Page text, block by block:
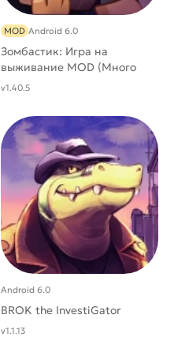
Зомбастик: Игра на
выживание MOD (Много
кристаллов и энергии)
MOD Android 6.0
v1.40.5
BROK the InvestiGator
Android 6.0
v1.1.13